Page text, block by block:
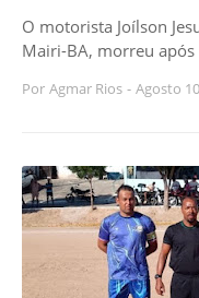
O motorista Joílson
Mairi-BA, morreu
Por Agmar Rios - Agosto